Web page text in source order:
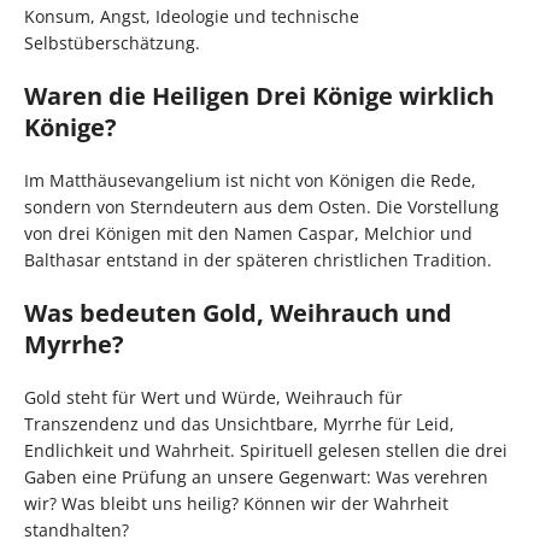
Konsum, Angst, Ideologie und technische
Selbstüberschätzung.
Waren die Heiligen Drei Könige wirklich
Könige?
Im Matthäusevangelium ist nicht von Königen die Rede,
sondern von Sterndeutern aus dem Osten. Die Vorstellung
von drei Königen mit den Namen Caspar, Melchior und
Balthasar entstand in der späteren christlichen Tradition.
Was bedeuten Gold, Weihrauch und
Myrrhe?
Gold steht für Wert und Würde, Weihrauch für
Transzendenz und das Unsichtbare, Myrrhe für Leid,
Endlichkeit und Wahrheit. Spirituell gelesen stellen die drei
Gaben eine Prüfung an unsere Gegenwart: Was verehren
wir? Was bleibt uns heilig? Können wir der Wahrheit
standhalten?